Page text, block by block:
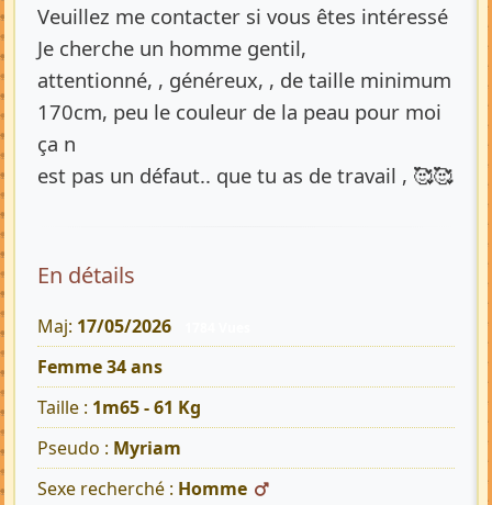
Veuillez me contacter si vous êtes intéressé
Je cherche un homme gentil,
attentionné, , généreux, , de taille minimum
170cm, peu le couleur de la peau pour moi
ça n
est pas un défaut.. que tu as de travail , 🥰🥰
En détails
Maj: 17/05/2026
Femme 34 ans
Taille : 1m65 - 61 Kg
Pseudo : Myriam
Sexe recherché : Homme